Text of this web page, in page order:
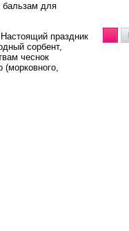
бальзам для
праздник
сорбент,
чеснок
(морковного,